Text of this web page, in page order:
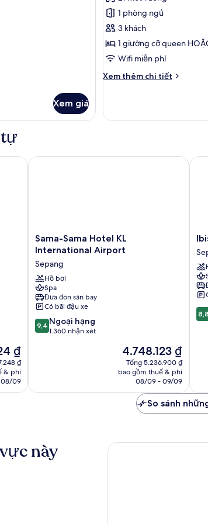
Xem giá
Phòng
Superior
(One
Night
Stay)
xét)
1 phòng ngủ
3 khách
1 giường cỡ queen
Wifi miễn phí
Xem thêm chi tiết
Chi
Phòng
Stay)
₫
₫
& phí
09
Sama-
Sama
KL
International
Airport
Sepang
Sama-Sama Hotel KL
International Airport
Sepang
Hồ bơi
Spa
Đưa đón sân bay
Có bãi đậu xe
9.4
trên
xét
9,4 Ngoại hạng
1.360 nhận xét
Giá
hiện
tại
4.748.123 ₫
4.748.123 ₫
Tổng 5.236.900 ₫
bao gồm thuế & phí
08/09 - 09/09
Sama-Sama Hotel KL International Airport
Ibis
Klia
8.8
8,8
Ibis
So sánh
này